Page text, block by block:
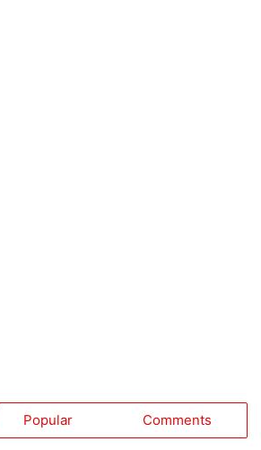
Popular Comments